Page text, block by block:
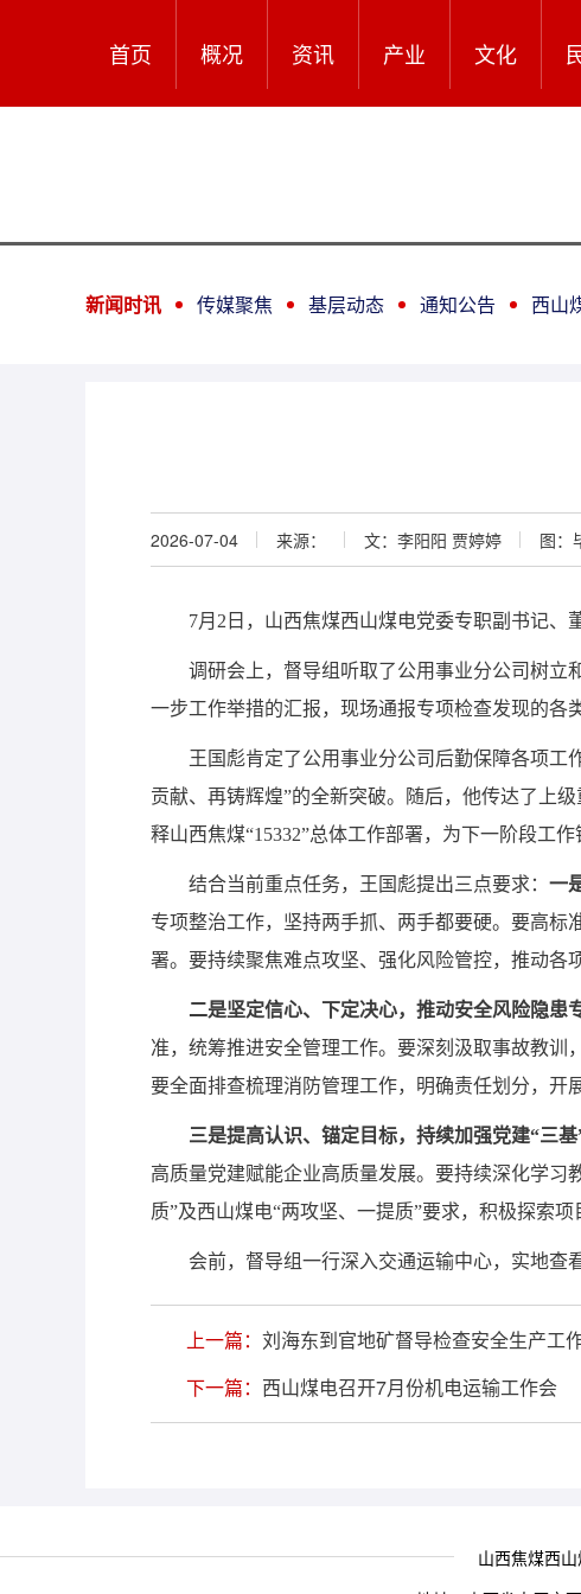
首页 概况 资讯 产业 文化
新闻时讯 传媒聚焦 基层动态 通知公告 西山
2026-07-04 来源： 文：李阳阳 贾婷婷 图：
7月2日，山西焦煤西山煤电党委专职副书记、
调研会上，督导组听取了公用事业分公司树立
一步工作举措的汇报，现场通报专项检查发现的各
王国彪肯定了公用事业分公司后勤保障各项
贡献、再铸辉煌”的全新突破。随后，他传达了上
释山西焦煤“15332”总体工作部署，为下一阶段工作
结合当前重点任务，王国彪提出三点要求： 一
专项整治工作，坚持两手抓、两手都要硬。要高
署。要持续聚焦难点攻坚、强化风险管控，推动各
二是坚定信心、下定决心，推动安全风险隐患
准，统筹推进安全管理工作。要深刻汲取事故教训
要全面排查梳理消防管理工作，明确责任划分，开
三是提高认识、锚定目标，持续加强党建“三
高质量党建赋能企业高质量发展。要持续深化学习
质”及西山煤电“两攻坚、一提质”要求，积极探索
会前，督导组一行深入交通运输中心，实地查
上一篇： 刘海东到官地矿督导检查安全生产工
下一篇： 西山煤电召开7月份机电运输工作会
山西焦煤西